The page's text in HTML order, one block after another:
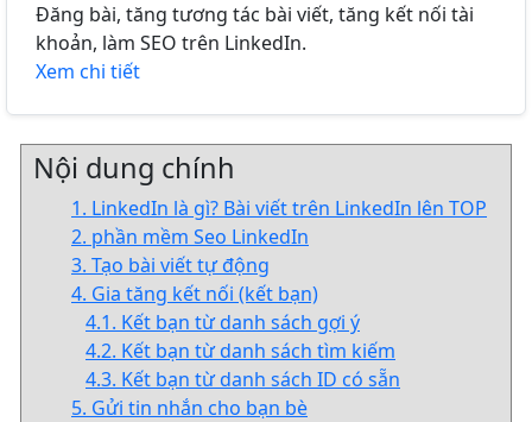
Đăng bài, tăng tương tác bài viết, tăng kết nối tài
khoản, làm SEO trên LinkedIn.
Xem chi tiết
Nội dung chính
1. LinkedIn là gì? Bài viết trên LinkedIn lên TOP
2. phần mềm Seo LinkedIn
3. Tạo bài viết tự động
4. Gia tăng kết nối (kết bạn)
4.1. Kết bạn từ danh sách gợi ý
4.2. Kết bạn từ danh sách tìm kiếm
4.3. Kết bạn từ danh sách ID có sẵn
5. Gửi tin nhắn cho bạn bè